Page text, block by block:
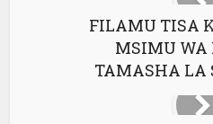
FILAMU TISA
MSIMU WA
TAMASHA LA